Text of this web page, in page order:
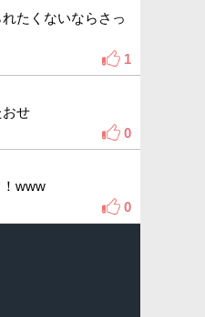
たくないならさっ
1
せ
0
www
0